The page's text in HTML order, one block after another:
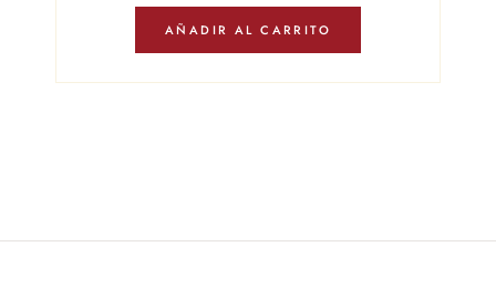
AÑADIR AL CARRITO